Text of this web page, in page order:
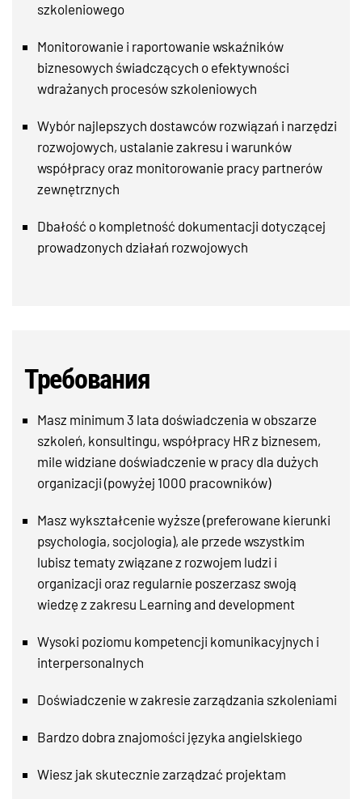
szkoleniowego
Monitorowanie i raportowanie wskaźników
biznesowych świadczących o efektywności
wdrażanych procesów szkoleniowych
Wybór najlepszych dostawców rozwiązań i narzędzi
rozwojowych, ustalanie zakresu i warunków
współpracy oraz monitorowanie pracy partnerów
zewnętrznych
Dbałość o kompletność dokumentacji dotyczącej
prowadzonych działań rozwojowych
Требования
Masz minimum 3 lata doświadczenia w obszarze
szkoleń, konsultingu, współpracy HR z biznesem,
mile widziane doświadczenie w pracy dla dużych
organizacji (powyżej 1000 pracowników)
Masz wykształcenie wyższe (preferowane kierunki
psychologia, socjologia), ale przede wszystkim
lubisz tematy związane z rozwojem ludzi i
organizacji oraz regularnie poszerzasz swoją
wiedzę z zakresu Learning and development
Wysoki poziomu kompetencji komunikacyjnych i
interpersonalnych
Doświadczenie w zakresie zarządzania szkoleniami
Bardzo dobra znajomości języka angielskiego
Wiesz jak skutecznie zarządzać projektam